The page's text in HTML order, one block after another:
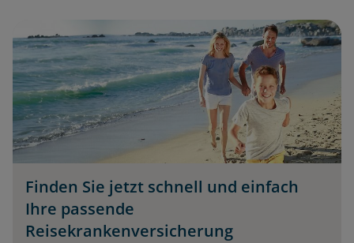
Finden Sie jetzt schnell und einfach
Ihre passende
Reisekrankenversicherung